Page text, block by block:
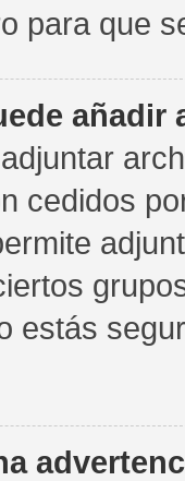
para que
cedidos
estás